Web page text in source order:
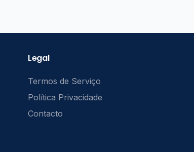
Legal
Termos de Serviço
Política Privacidade
Contacto